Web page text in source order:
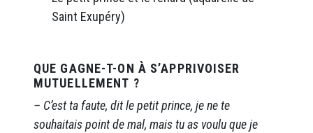
Saint Exupéry)
QUE GAGNE-T-ON À S’APPRIVOISER
MUTUELLEMENT ?
– C’est ta faute, dit le petit prince, je ne te
souhaitais point de mal, mais tu as voulu que je